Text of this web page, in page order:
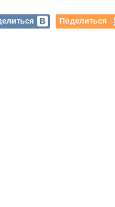
Поделиться